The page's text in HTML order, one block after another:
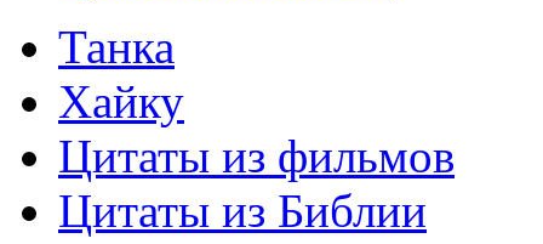
Танка
Хайку
Цитаты из фильмов
Цитаты из Библии